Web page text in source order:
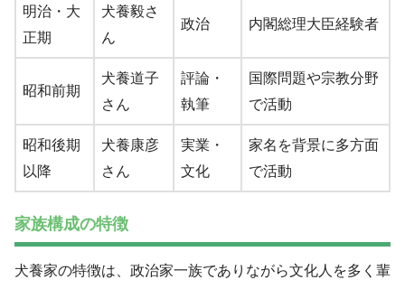
明治・大
正期
犬養毅さ
ん
政治 内閣総理大臣経験者
昭和前期
犬養道子
さん
評論・
執筆
国際問題や宗教分野
で活動
昭和後期
以降
犬養康彦
さん
実業・
文化
家名を背景に多方面
で活動
家族構成の特徴
犬養家の特徴は、政治家一族でありながら文化人を多く輩